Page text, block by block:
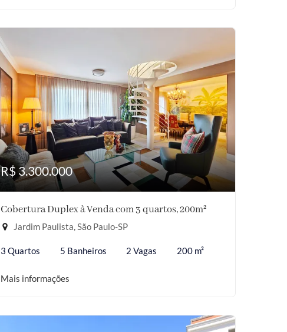
R$ 3.300.000
Cobertura Duplex à Venda com 3 quartos, 200m²
Jardim Paulista, São Paulo-SP
3 Quartos 5 Banheiros 2 Vagas 200 m²
Mais informações